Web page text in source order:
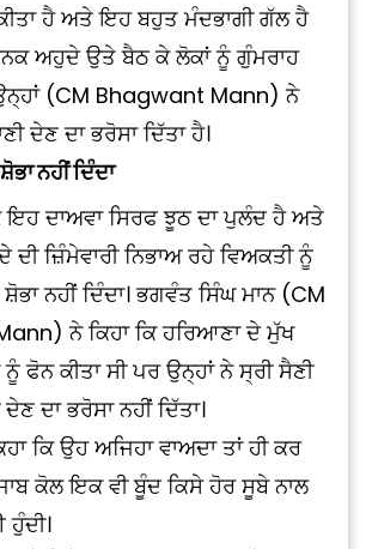
ਹੈ ਅਤੇ ਇਹ ਬਹੁਤ ਮੰਦਭਾਗੀ ਗੱਲ ਹੈ
ਅਹੁਦੇ ਉਤੇ ਬੈਠ ਕੇ ਲੋਕਾਂ ਨੂੰ ਗੁੰਮਰਾਹ
(CM Bhagwant Mann) ਨੇ
ਦੇਣ ਦਾ ਭਰੋਸਾ ਦਿੱਤਾ ਹੈ।
ਨਹੀਂ ਦਿੰਦਾ
ਇਹ ਦਾਅਵਾ ਸਿਰਫ ਝੂਠ ਦਾ ਪੁਲੰਦ ਹੈ ਅਤੇ
ਦੀ ਜ਼ਿੰਮੇਵਾਰੀ ਨਿਭਾਅ ਰਹੇ ਵਿਅਕਤੀ ਨੂੰ
ਨਹੀਂ ਦਿੰਦਾ। ਭਗਵੰਤ ਸਿੰਘ ਮਾਨ (CM
ਨੇ ਕਿਹਾ ਕਿ ਹਰਿਆਣਾ ਦੇ ਮੁੱਖ
ਫੋਨ ਕੀਤਾ ਸੀ ਪਰ ਉਨ੍ਹਾਂ ਨੇ ਸ੍ਰੀ ਸੈਣੀ
ਦਾ ਭਰੋਸਾ ਨਹੀਂ ਦਿੱਤਾ।
ਕਿ ਉਹ ਅਜਿਹਾ ਵਾਅਦਾ ਤਾਂ ਹੀ ਕਰ
ਕੋਲ ਇਕ ਵੀ ਬੂੰਦ ਕਿਸੇ ਹੋਰ ਸੂਬੇ ਨਾਲ